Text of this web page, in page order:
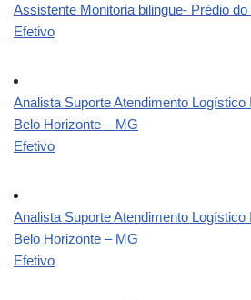
Assistente Monitoria bilingue- Prédio
Efetivo
Analista Suporte Atendimento Logístico
Belo Horizonte – MG
Efetivo
Analista Suporte Atendimento Logístico
Belo Horizonte – MG
Efetivo